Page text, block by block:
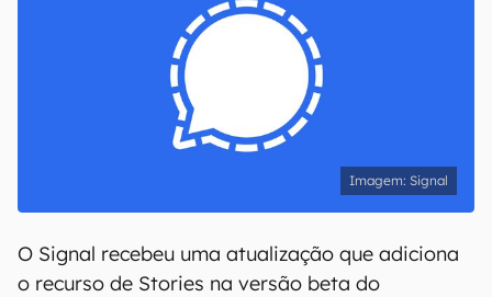
Signal
O Signal recebeu uma atualização que adiciona
o recurso de Stories na versão beta do